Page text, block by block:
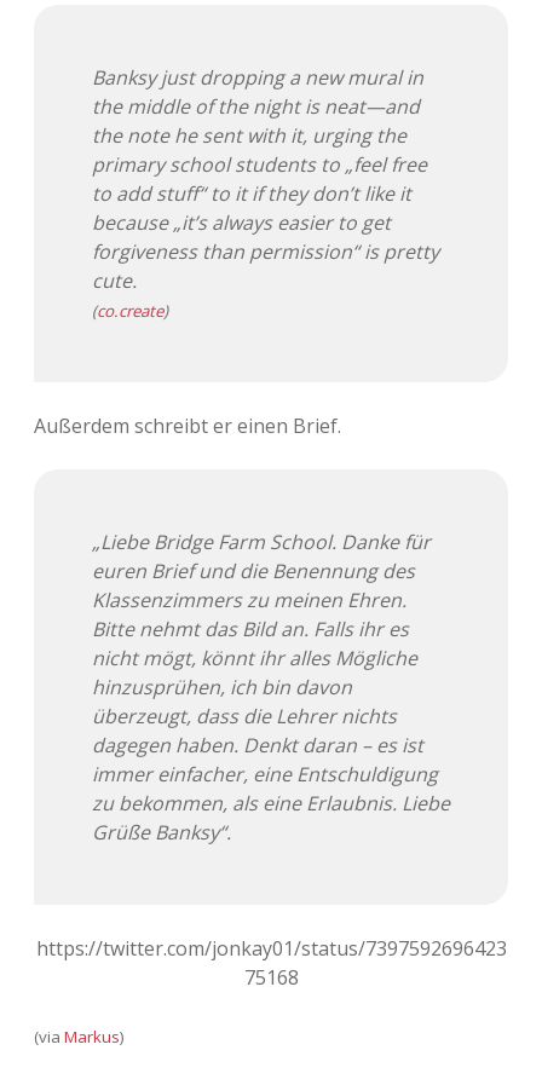
Banksy just dropping a new mural in
the middle of the night is neat—and
the note he sent with it, urging the
primary school students to „feel free
to add stuff“ to it if they don’t like it
because „it’s always easier to get
forgiveness than permission“ is pretty
cute.
(co.create)
Außerdem schreibt er einen Brief.
„Liebe Bridge Farm School. Danke für
euren Brief und die Benennung des
Klassenzimmers zu meinen Ehren.
Bitte nehmt das Bild an. Falls ihr es
nicht mögt, könnt ihr alles Mögliche
hinzusprühen, ich bin davon
überzeugt, dass die Lehrer nichts
dagegen haben. Denkt daran – es ist
immer einfacher, eine Entschuldigung
zu bekommen, als eine Erlaubnis. Liebe
Grüße Banksy“.
https://twitter.com/jonkay01/status/7397592696423
75168
(via Markus)